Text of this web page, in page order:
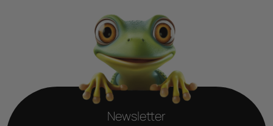
Newsletter